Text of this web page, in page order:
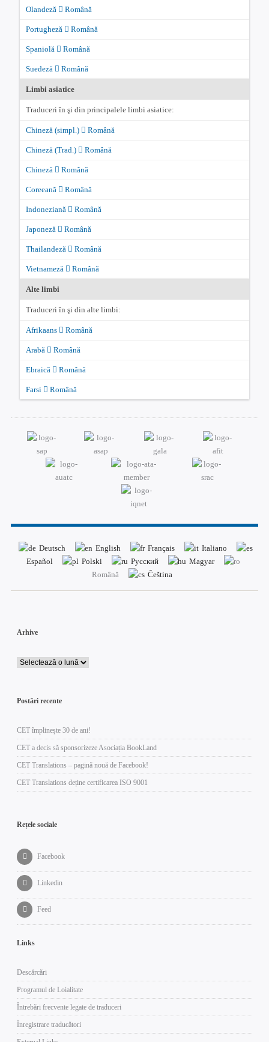
Olandeză Română
Portugheză Română
Spaniolă Română
Suedeză Română
Limbi asiatice
Traduceri în şi din principalele limbi asiatice:
Chineză (simpl.) Română
Chineză (Trad.) Română
Chineză Română
Coreeană Română
Indoneziană Română
Japoneză Română
Thailandeză Română
Vietnameză Română
Alte limbi
Traduceri în şi din alte limbi:
Afrikaans Română
Arabă Română
Ebraică Română
Farsi Română
Deutsch English Français
Italiano
Español
Polski Русский
Magyar
Română
Čeština
Arhive
Postări recente
CET împlinește 30 de ani!
CET a decis să sponsorizeze Asociația BookLand
CET Translations – pagină nouă de Facebook!
CET Translations deține certificarea ISO 9001
Rețele sociale
Facebook
Linkedin
Feed
Links
Descărcări
Programul de Loialitate
Întrebări frecvente legate de traduceri
Înregistrare traducători